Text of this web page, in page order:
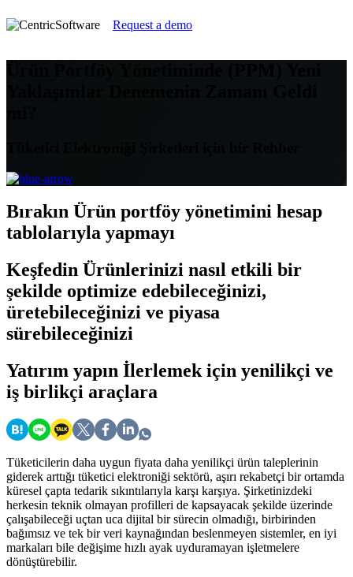
Request a demo
Bırakın Ürün portföy yönetimini hesap
tablolarıyla yapmayı
Keşfedin Ürünlerinizi nasıl etkili bir
şekilde optimize edebileceğinizi,
üretebileceğinizi ve piyasa
sürebileceğinizi
Yatırım yapın İlerlemek için yenilikçi ve
iş birlikçi araçlara
Tüketicilerin daha uygun fiyata daha yenilikçi ürün taleplerinin
giderek arttığı tüketici elektroniği sektörü, aşırı rekabetçi bir ortamda
küresel çapta tedarik sıkıntılarıyla karşı karşıya. Şirketinizdeki
herkesin teknik olmayan profilleri de kapsayacak şekilde üzerinde
çalışabileceği uçtan uca dijital bir sürecin olmadığı, birbirinden
bağımsız ve tek bir veri kaynağından beslenmeyen sistemler, en iyi
markaları bile değişime hızlı ayak uyduramayan işletmelere
dönüştürebilir.